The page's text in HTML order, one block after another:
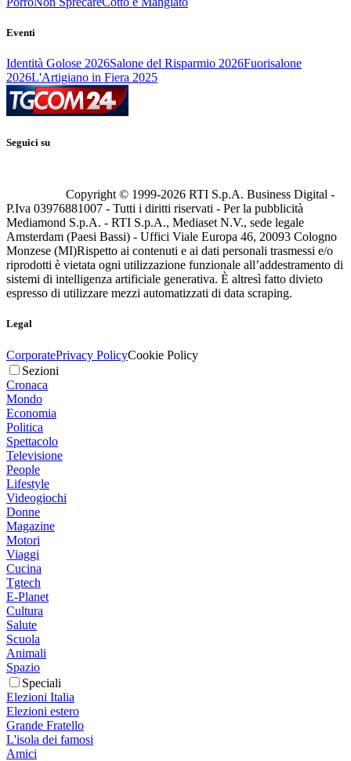
Eventi
Identità Golose 2026Salone del Risparmio 2026Fuorisalone
2026L'Artigiano in Fiera 2025
Seguici su
Copyright © 1999-2026 RTI S.p.A. Business Digital -
P.Iva 03976881007 - Tutti i diritti riservati - Per la pubblicità
Mediamond S.p.A. - RTI S.p.A., Mediaset N.V., sede legale
Amsterdam (Paesi Bassi) - Uffici Viale Europa 46, 20093 Cologno
Monzese (MI)Rispetto ai contenuti e ai dati personali trasmessi e/o
riprodotti è vietata ogni utilizzazione funzionale all’addestramento di
sistemi di intelligenza artificiale generativa. È altresì fatto divieto
espresso di utilizzare mezzi automatizzati di data scraping.
Legal
CorporatePrivacy PolicyCookie Policy
Sezioni
Cronaca
Mondo
Economia
Politica
Spettacolo
Televisione
People
Lifestyle
Videogiochi
Donne
Magazine
Motori
Viaggi
Cucina
Tgtech
E-Planet
Cultura
Salute
Scuola
Animali
Spazio
Speciali
Elezioni Italia
Elezioni estero
Grande Fratello
L'isola dei famosi
Amici